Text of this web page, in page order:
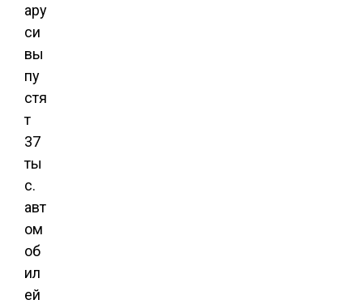
ару
си
вы
пу
стя
т
37
ты
с.
авт
ом
об
ил
ей